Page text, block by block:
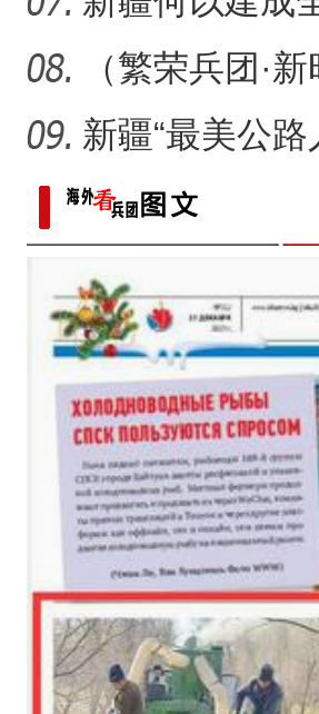
植面积最大油
地
（繁荣兵团·
程）沙漠瀚海
团
新疆“最美公路
沙“硬碰硬”？